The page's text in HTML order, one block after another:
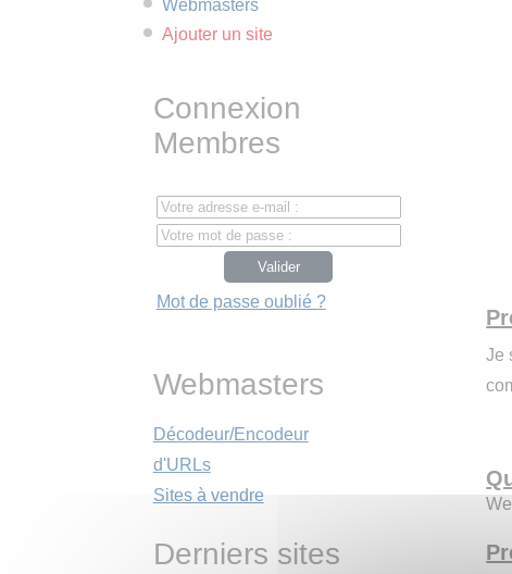
Je
Webmasters
Ajouter un site
Connexion
Membres
Mot de passe oublié ?
Webmasters
Décodeur/Encodeur
d'URLs
Sites à vendre
Derniers sites